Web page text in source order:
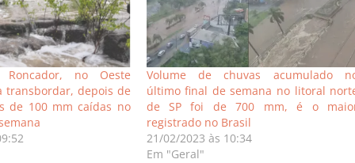
Roncador, no Oeste
transbordar, depois de
de 100 mm caídas no
Volume de chuvas acumulado
último final de semana no litoral
de SP foi de 700 mm, é o
registrado no Brasil
21/02/2023 às 10:34
Em "Geral"